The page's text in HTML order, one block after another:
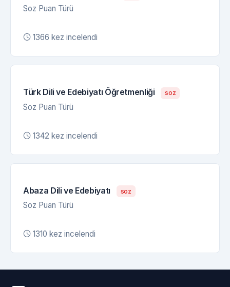
Soz Puan Türü
1366 kez incelendi
Türk Dili ve Edebiyatı Öğretmenliği soz
Soz Puan Türü
1342 kez incelendi
Abaza Dili ve Edebiyatı soz
Soz Puan Türü
1310 kez incelendi